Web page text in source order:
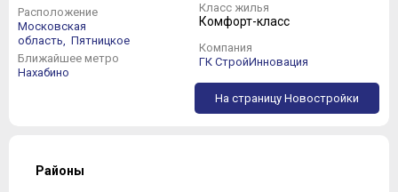
Расположение
Московская
область, Пятницкое
Ближайшее метро
Нахабино
Класс жилья
Комфорт-класс
Компания
ГК СтройИнновация
На страницу Новостройки
Районы